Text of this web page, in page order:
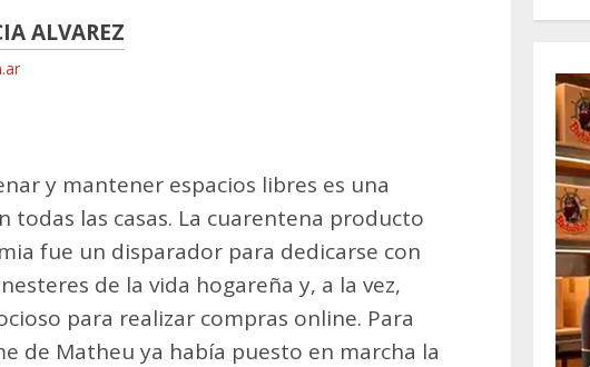
ALVAREZ
y mantener espacios libres es una
todas las casas. La cuarentena producto
fue un disparador para dedicarse con
de la vida hogareña y, a la vez,
para realizar compras online. Para
de Matheu ya había puesto en marcha la